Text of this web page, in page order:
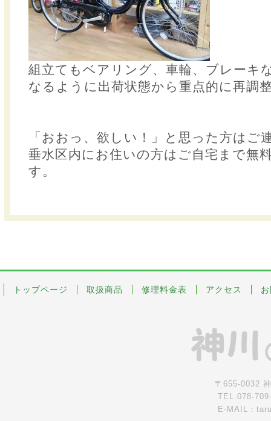
組立てもベアリング、車輪、ブレーキ
なるように出荷状態から重点的に再調
「おおっ、欲しい！」と思った方はご
垂水区内にお住いの方はご自宅まで無
す。
トップページ 取扱商品 修理料金表 アクセス
〒655-0032
TEL.078-
E-MAIL：